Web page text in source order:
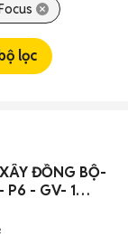
lọc
ĐỒNG BỘ-
P6 - GV- 1